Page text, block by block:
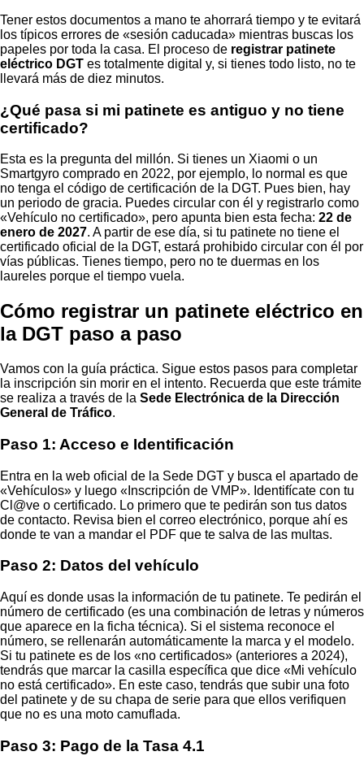
Tener estos documentos a mano te ahorrará tiempo y te evitará
los típicos errores de «sesión caducada» mientras buscas los
papeles por toda la casa. El proceso de registrar patinete
eléctrico DGT es totalmente digital y, si tienes todo listo, no te
llevará más de diez minutos.
¿Qué pasa si mi patinete es antiguo y no tiene
certificado?
Esta es la pregunta del millón. Si tienes un Xiaomi o un
Smartgyro comprado en 2022, por ejemplo, lo normal es que
no tenga el código de certificación de la DGT. Pues bien, hay
un periodo de gracia. Puedes circular con él y registrarlo como
«Vehículo no certificado», pero apunta bien esta fecha: 22 de
enero de 2027. A partir de ese día, si tu patinete no tiene el
certificado oficial de la DGT, estará prohibido circular con él por
vías públicas. Tienes tiempo, pero no te duermas en los
laureles porque el tiempo vuela.
Cómo registrar un patinete eléctrico en
la DGT paso a paso
Vamos con la guía práctica. Sigue estos pasos para completar
la inscripción sin morir en el intento. Recuerda que este trámite
se realiza a través de la Sede Electrónica de la Dirección
General de Tráfico.
Paso 1: Acceso e Identificación
Entra en la web oficial de la Sede DGT y busca el apartado de
«Vehículos» y luego «Inscripción de VMP». Identifícate con tu
Cl@ve o certificado. Lo primero que te pedirán son tus datos
de contacto. Revisa bien el correo electrónico, porque ahí es
donde te van a mandar el PDF que te salva de las multas.
Paso 2: Datos del vehículo
Aquí es donde usas la información de tu patinete. Te pedirán el
número de certificado (es una combinación de letras y números
que aparece en la ficha técnica). Si el sistema reconoce el
número, se rellenarán automáticamente la marca y el modelo.
Si tu patinete es de los «no certificados» (anteriores a 2024),
tendrás que marcar la casilla específica que dice «Mi vehículo
no está certificado». En este caso, tendrás que subir una foto
del patinete y de su chapa de serie para que ellos verifiquen
que no es una moto camuflada.
Paso 3: Pago de la Tasa 4.1